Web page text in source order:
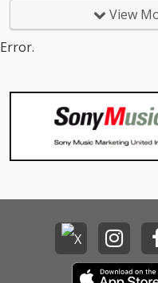
ーでスロウなイントロ
からのアッパーなテン
View
Error.